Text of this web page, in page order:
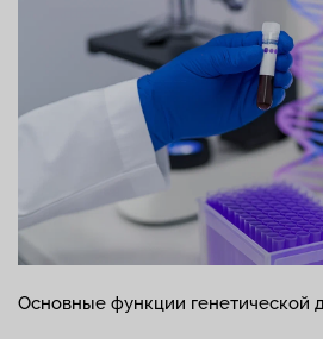
Основные функции генетической